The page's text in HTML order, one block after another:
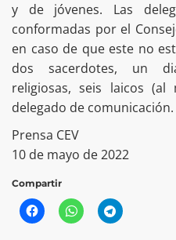
y de jóvenes. Las
conformadas por el
en caso de que este no
dos sacerdotes, un
religiosas, seis laicos
delegado de comunicación.
Prensa CEV
10 de mayo de 2022
Compartir